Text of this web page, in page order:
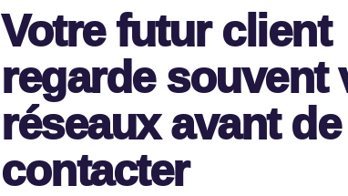
Votre futur client
regarde souvent
réseaux avant
contacter